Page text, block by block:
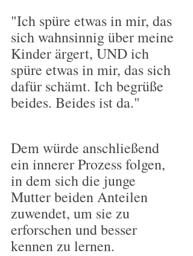
"Ich spüre etwas in mir, das
sich wahnsinnig über meine
Kinder ärgert, UND ich
spüre etwas in mir, das sich
dafür schämt. Ich begrüße
beides. Beides ist da."
Dem würde anschließend
ein innerer Prozess folgen,
in dem sich die junge
Mutter beiden Anteilen
zuwendet, um sie zu
erforschen und besser
kennen zu lernen.